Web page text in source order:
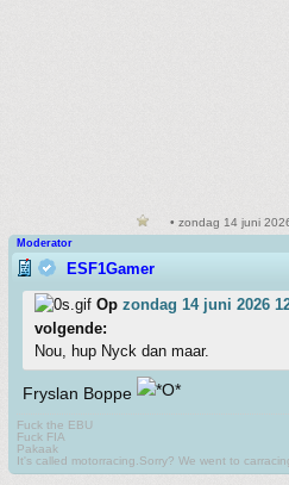
• zondag 14 juni
Moderator
ESF1Gamer
Op zondag 14 juni 2026
volgende:
Nou, hup Nyck dan maar.
Fryslan Boppe
Fuck the EBU
Fuck FIA
Pakaak
It's called motorracing.Sorry? We went to